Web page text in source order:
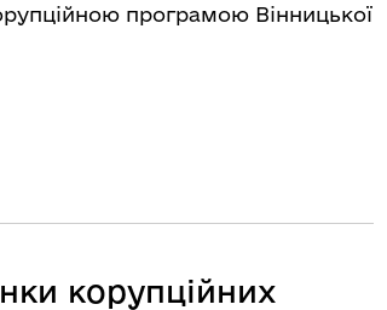
програмою Вінницької
корупційних